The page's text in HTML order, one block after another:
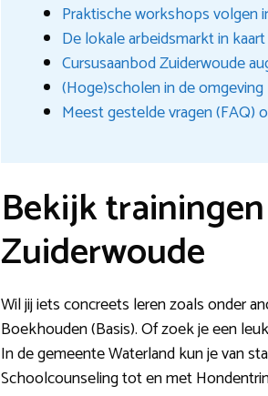
Praktische workshops volgen
De lokale arbeidsmarkt in
Cursusaanbod Zuiderwoude
(Hoge)scholen in de omgeving
Meest gestelde vragen (FAQ)
Bekijk
Zuiderwoude
Wil jij iets concreets leren zoals onder
Boekhouden (Basis). Of zoek je een
In de gemeente Waterland kun je van
Schoolcounseling tot en met